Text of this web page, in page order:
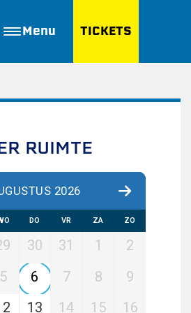
Menu TICKETS
ZOEKEN
RUIMTE
2026
DO VR ZA ZO
30 31 1
2
5 6 7 8
9
13 14 15
16